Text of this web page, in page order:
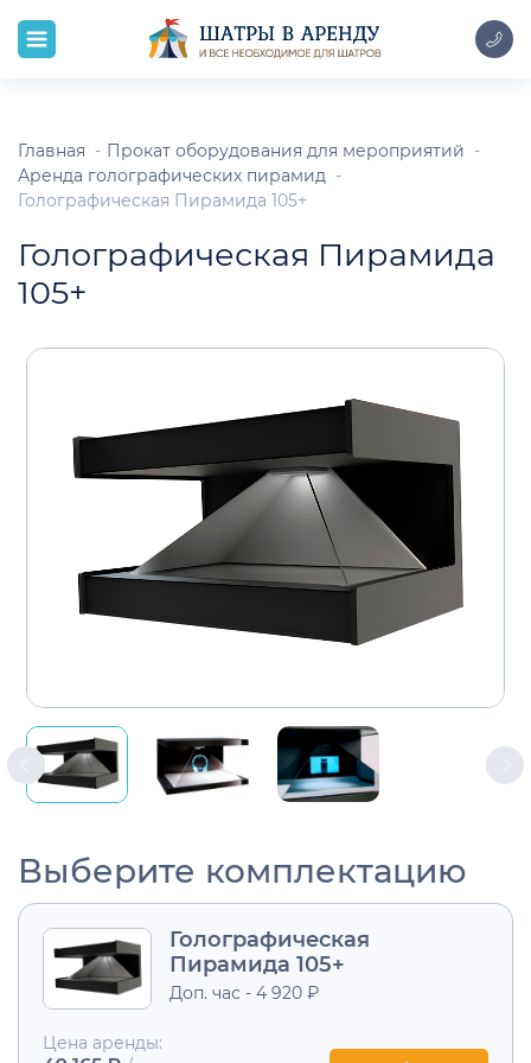
Главная
Прокат оборудования для мероприятий
Аренда голографических пирамид
Голографическая Пирамида 105+
Голографическая Пирамида
105+
Выберите комплектацию
Голографическая
Пирамида 105+
Доп. час - 4 920 ₽
Цена аренды: